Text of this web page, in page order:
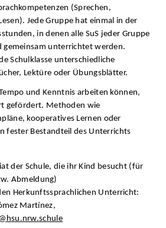
(Sprechen,
Jede Gruppe hat einmal in der
in denen alle SuS jeder Gruppe
unterrichtet werden.
Schulklasse unterschiedliche
Lektüre oder Übungsblätter.
und Kenntnis arbeiten können,
gefördert. Methoden wie
kooperatives Lernen oder
fester Bestandteil des Unterrichts
der Schule, die ihr Kind besucht (für
Abmeldung)
Herkunftssprachlichen Unterricht:
Martínez,